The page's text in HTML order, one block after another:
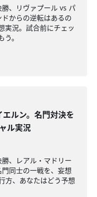
、リヴァプール vs パ
からの逆転はあるの
実況。試合前にチェッ
。
エルン。名門対決を
ル実況
、レアル・マドリー
同士の一戦を、妄想
方、あなたはどう予想